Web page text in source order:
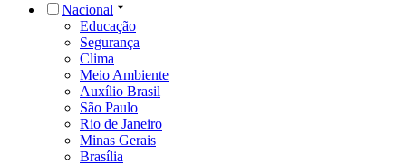
Nacional
Educação
Segurança
Clima
Meio Ambiente
Auxílio Brasil
São Paulo
Rio de Janeiro
Minas Gerais
Brasília